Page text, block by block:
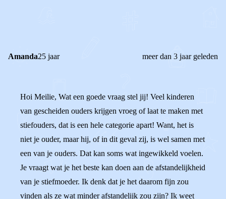
Amanda25 jaar meer dan 3 jaar geleden
Hoi Meilie, Wat een goede vraag stel jij! Veel kinderen
van gescheiden ouders krijgen vroeg of laat te maken met
stiefouders, dat is een hele categorie apart! Want, het is
niet je ouder, maar hij, of in dit geval zij, is wel samen met
een van je ouders. Dat kan soms wat ingewikkeld voelen.
Je vraagt wat je het beste kan doen aan de afstandelijkheid
van je stiefmoeder. Ik denk dat je het daarom fijn zou
vinden als ze wat minder afstandelijk zou zijn? Ik weet